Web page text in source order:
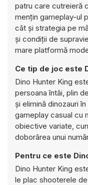
patru care cutreieră
mențin gameplay-ul
cât și strategia pe
și condiții de
mare platformă
Ce tip de joc este
Dino Hunter King
persoana întâi, plin
și elimină dinozauri
gameplay casual cu
obiective variate,
doborârea unui
Pentru ce este
Dino Hunter King
le plac shooterele